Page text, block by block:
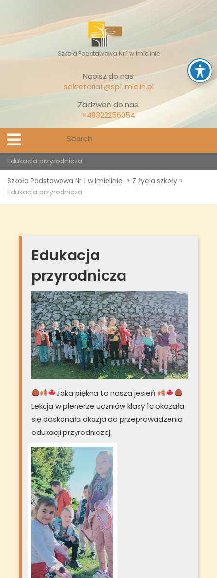
content
Szkoła Podstawowa Nr 1 w Imielinie
Napisz do nas:
sekretariat@sp1.imielin.pl
Zadzwoń do nas:
+48322256054
Open
Menu
Edukacja przyrodnicza
Szkoła Podstawowa Nr 1 w Imielinie > Z życia szkoły >
Edukacja przyrodnicza
Edukacja
przyrodnicza
Jaka piękna ta nasza jesień
Lekcja w plenerze uczniów klasy 1c okazała
się doskonała okazja do przeprowadzenia
edukacji przyrodniczej.